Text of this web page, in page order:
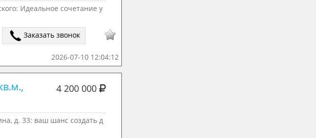
Идеальное сочетание у
Заказать звонок
2026-07-10 12:04:12
4 200 000
д. 33: ваш шанс создать д